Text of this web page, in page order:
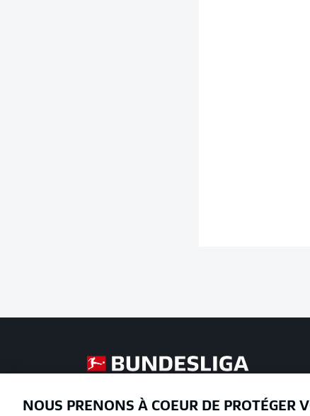
NOUS PRENONS À COEUR DE PROTÉGER